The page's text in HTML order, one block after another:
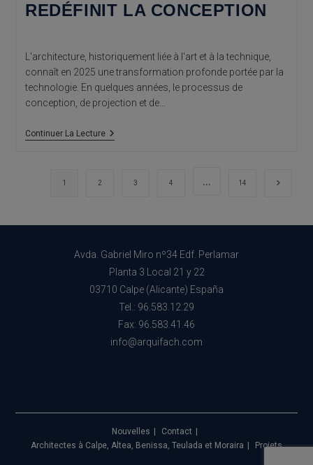
REDÉFINIT LA CONCEPTION
L'architecture, historiquement liée à l'art et à la technique,
connaît en 2025 une transformation profonde portée par la
technologie. En quelques années, le processus de
conception, de projection et de…
Continuer La LectureArchitecture
Conception
1 2 3 4 … 14 Aller à
Avda. Gabriel Miro nº34 Edf. Perlamar
Planta 3 Local 21 y 22
03710 Calpe (Alicante) España
Tel.: 96.583.12.29
Fax: 96.583.41.46
info@arquifach.com
Nouvelles
Contact
Architectes à Calpe, Altea, Benissa, Teulada et Moraira
Projets